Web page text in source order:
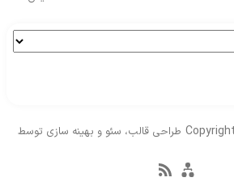
طراحی قالب، سئو و بهینه سازی توسط